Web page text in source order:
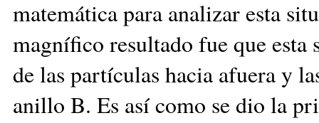
matemática para analizar esta
magnífico resultado fue que
de las partículas hacia afuera y
anillo B. Es así como se dio la